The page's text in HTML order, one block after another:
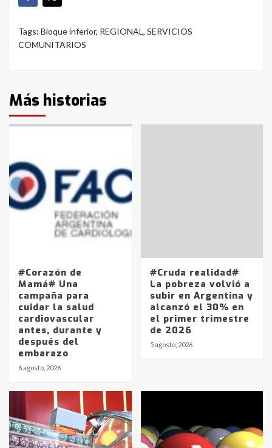
Tags: Bloque inferior, REGIONAL, SERVICIOS
COMUNITARIOS
Más historias
#Corazón de
Mamá# Una
campaña para
cuidar la salud
cardiovascular
antes, durante y
después del
embarazo
6 agosto, 2026
#Cruda realidad#
La pobreza volvió a
subir en Argentina y
alcanzó el 30% en
el primer trimestre
de 2026
5 agosto, 2026